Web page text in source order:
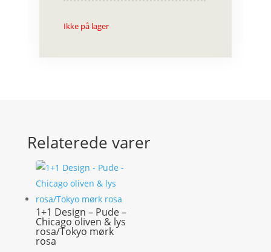
Ikke på lager
Relaterede varer
1+1 Design – Pude –
Chicago oliven & lys
rosa/Tokyo mørk
rosa